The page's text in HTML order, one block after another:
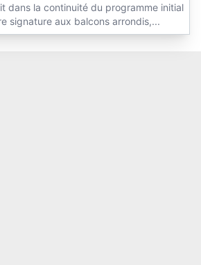
dans la continuité du programme initial
signature aux balcons arrondis,...